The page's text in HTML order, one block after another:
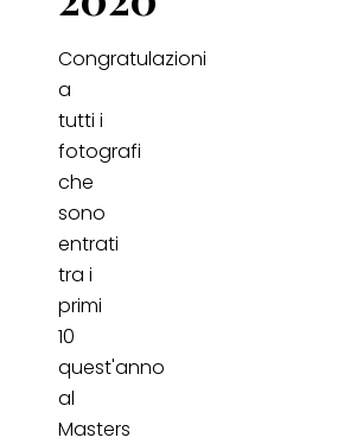
Congratulazioni
a
tutti i
fotografi
che
sono
entrati
tra i
primi
10
quest'anno
al
Masters